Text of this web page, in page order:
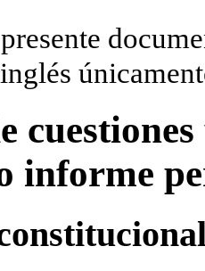
informe